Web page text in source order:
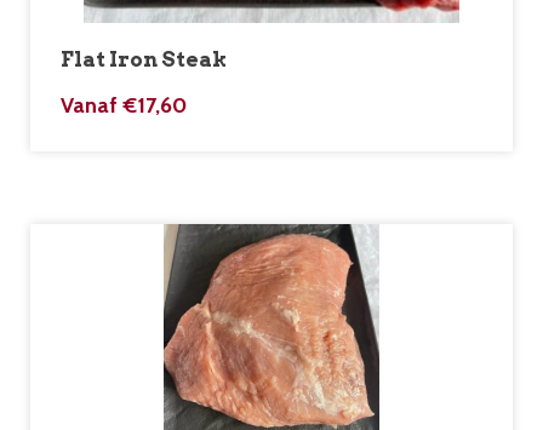
Flat Iron Steak
Vanaf €17,60